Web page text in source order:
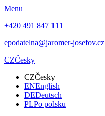
Menu
+420 491 847 111
epodatelna@jaromer-josefov.cz
CZČesky
CZČesky
ENEnglish
DEDeutsch
PLPo polsku